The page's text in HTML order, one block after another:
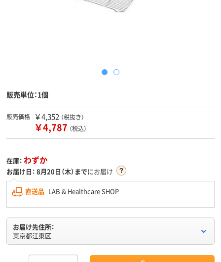
販売単位：1個
販売価格 ￥4,352 （税抜き）
￥4,787 （税込）
在庫： わずか
お届け日： 8月20日（木）までにお届け
直送品 LAB & Healthcare SHOP
お届け先住所：
東京都江東区